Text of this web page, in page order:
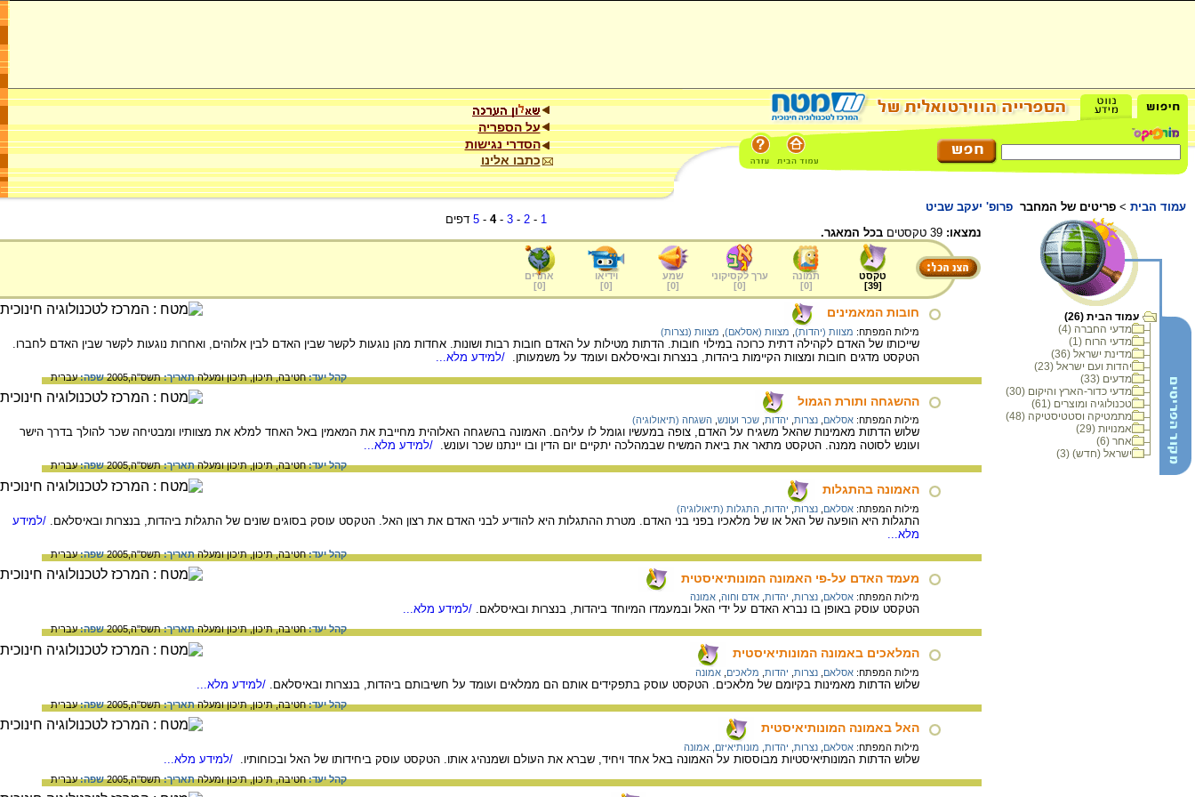
על הספריה
הסדרי נגישות
כתבו אלינו
עמוד הבית > פריטים של המחבר פרופ' יעקב שביט
עמוד הבית (26)
מדעי החברה (4)
מדעי הרוח (1)
מדינת ישראל (36)
יהדות ועם ישראל (23)
מדעים (33)
מדעי כדור-הארץ והיקום (30)
טכנולוגיה ומוצרים (61)
מתמטיקה וסטטיסטיקה (48)
אמנויות (29)
אחר (6)
ישראל (חדש) (3)
1
-
2
-
3
-
4
-
5 דפים
נמצאו:
בכל המאגר.
טקסט
[
39
]
תמונה
[
0
]
ערך לקסיקוני
[
0
]
שמע
[
0
]
וידיאו
[
0
]
אתרים
[
0
]
חובות המאמינים
מילות המפתח: מצוות (יהדות) מצוות (אסלאם) מצוות (נצרות)
שייכותו של האדם לקהילה דתית כרוכה במילוי חובות. הדתות מטילות על האדם חובות רבות ושונות. אחדות מהן נוגעות לקשר שבין האדם לבין אלוהים, ואחרות נוגעות לקשר שבין האדם לחברו.
הטקסט מדגים חובות ומצוות הקיימות ביהדות, בנצרות ובאיסלאם ועומד על משמעותן. /למידע מלא...
קהל יעד:חטיבה,תיכון,תיכון ומעלהתאריך:תשס"ה,2005 שפה:עברית
ההשגחה ותורת הגמול
מילות המפתח: אסלאם נצרות יהדות שכר ועונש השגחה (תיאולוגיה)
שלוש הדתות מאמינות שהאל משגיח על האדם, צופה במעשיו וגומל לו עליהם. האמונה בהשגחה האלוהית מחייבת את המאמין באל האחד למלא את מצוותיו ומבטיחה שכר להולך בדרך הישר
ועונש לסוטה ממנה. הטקסט מתאר את ביאת המשיח שבמהלכה יתקיים יום הדין ובו יינתנו שכר ועונש. /למידע מלא...
קהל יעד:חטיבה,תיכון,תיכון ומעלהתאריך:תשס"ה,2005 שפה:עברית
האמונה בהתגלות
מילות המפתח: אסלאם נצרות יהדות התגלות (תיאולוגיה)
התגלות היא הופעה של האל או של מלאכיו בפני בני האדם. מטרת ההתגלות היא להודיע לבני האדם את רצון האל. הטקסט עוסק בסוגים שונים של התגלות ביהדות, בנצרות ובאיסלאם. /למידע
מלא...
קהל יעד:חטיבה,תיכון,תיכון ומעלהתאריך:תשס"ה,2005 שפה:עברית
מעמד האדם על-פי האמונה המונותיאיסטית
מילות המפתח: אסלאם נצרות יהדות אדם וחוה אמונה
הטקסט עוסק באופן בו נברא האדם על ידי האל ובמעמדו המיוחד ביהדות, בנצרות ובאיסלאם. /למידע מלא...
קהל יעד:חטיבה,תיכון,תיכון ומעלהתאריך:תשס"ה,2005 שפה:עברית
המלאכים באמונה המונותיאיסטית
מילות המפתח: אסלאם נצרות יהדות מלאכים אמונה
שלוש הדתות מאמינות בקיומם של מלאכים. הטקסט עוסק בתפקידים אותם הם ממלאים ועומד על חשיבותם ביהדות, בנצרות ובאיסלאם. /למידע מלא...
קהל יעד:חטיבה,תיכון,תיכון ומעלהתאריך:תשס"ה,2005 שפה:עברית
האל באמונה המונותיאיסטית
מילות המפתח: אסלאם נצרות יהדות מונותיאיזם אמונה
שלוש הדתות המונותיאיסטיות מבוססות על האמונה באל אחד ויחיד, שברא את העולם ושמנהיג אותו. הטקסט עוסק ביחידותו של האל ובכוחותיו. /למידע מלא...
קהל יעד:חטיבה,תיכון,תיכון ומעלהתאריך:תשס"ה,2005 שפה:עברית